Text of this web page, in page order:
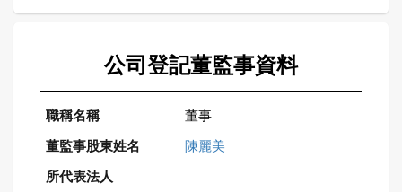
公司登記董監事資料
董事
陳麗美